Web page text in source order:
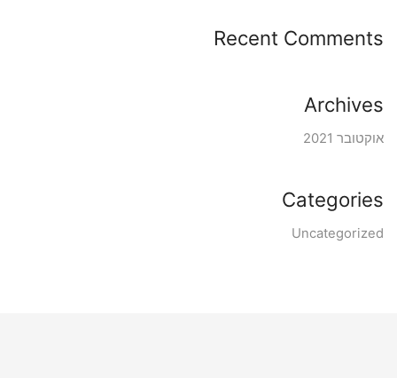
Recent Comments
Archives
אוקטובר 2021
Categories
Uncategorized